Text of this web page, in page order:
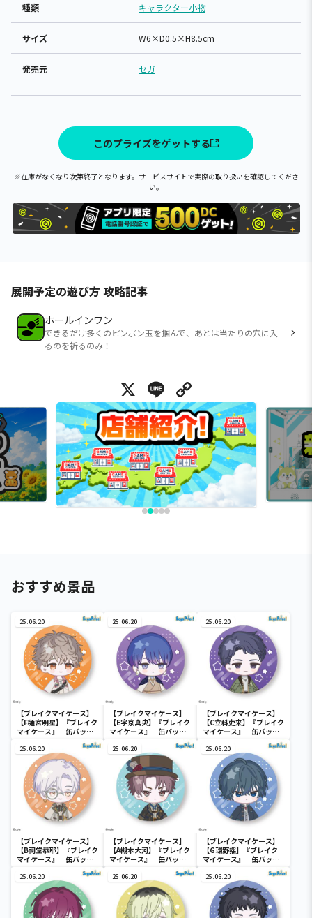
種類 キャラクター小物
サイズ W6×D0.5×H8.5cm
発売元 セガ
このプライズをゲットする
※在庫がなくなり次第終了となります。サービスサイトで実際の取り扱いを確認してくださ
い。
展開予定の遊び方 攻略記事
ホールインワン
できるだけ多くのピンポン玉を掴んで、あとは当たりの穴に入
るのを祈るのみ！
X Line
おすすめ景品
25.06.20
【ブレイクマイケース】
【F樋宮明星】『ブレイク
マイケース』 缶バッジ
～本部＆交際部～(EX)
25.06.20
【ブレイクマイケース】
【E宇京真央】『ブレイク
マイケース』 缶バッジ
～本部＆交際部～(EX)
25.06.20
【ブレイクマイケース】
【C立科吏来】『ブレイク
マイケース』 缶バッジ
～交渉部＆特務部～(EX)
25.06.20
【ブレイクマイケース】
【B祠堂恭耶】『ブレイク
マイケース』 缶バッジ
25.06.20
【ブレイクマイケース】
【A槻本大河】『ブレイク
マイケース』 缶バッジ
25.06.20
【ブレイクマイケース】
【G環野揺】『ブレイク
マイケース』 缶バッジ
25.06.20 25.06.20 25.06.20